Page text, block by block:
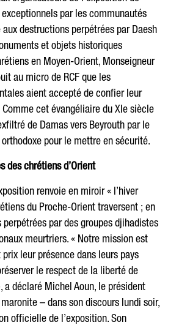
par les communautés
destructions perpétrées par Daesh
et objets historiques
en Moyen-Orient, Monseigneur
au micro de RCF que les
aient accepté de confier leur
Comme cet évangéliaire du XIe siècle
de Damas vers Beyrouth par le
pour le mettre en sécurité.
des chrétiens d’Orient
renvoie en miroir « l’hiver
du Proche-Orient traversent ; en
par des groupes djihadistes
meurtriers. « Notre mission est
leur présence dans leurs pays
le respect de la liberté de
a déclaré Michel Aoun, le président
– dans son discours lundi soir,
officielle de l’exposition. Son